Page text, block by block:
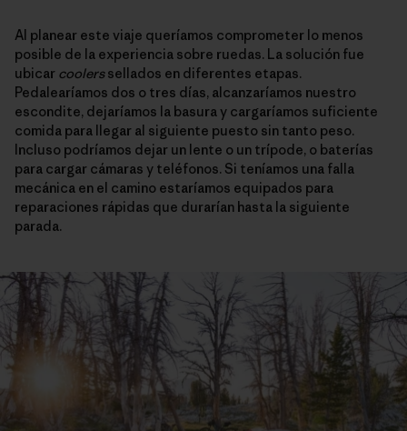
Al planear este viaje queríamos comprometer lo menos
posible de la experiencia sobre ruedas. La solución fue
ubicar coolerssellados en diferentes etapas.
Pedalearíamos dos o tres días, alcanzaríamos nuestro
escondite, dejaríamos la basura y cargaríamos suficiente
comida para llegar al siguiente puesto sin tanto peso.
Incluso podríamos dejar un lente o un trípode, o baterías
para cargar cámaras y teléfonos. Si teníamos una falla
mecánica en el camino estaríamos equipados para
reparaciones rápidas que durarían hasta la siguiente
parada.